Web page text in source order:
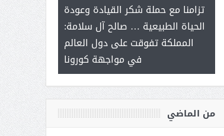
للإبداع
مع الأمين
بنت
تزامنا مع حملة شكر القيادة وعودة
الحياة الطبيعية … صالح آل سلامة:
المملكة تفوقت على دول العالم
في مواجهة كورونا
من الماضي